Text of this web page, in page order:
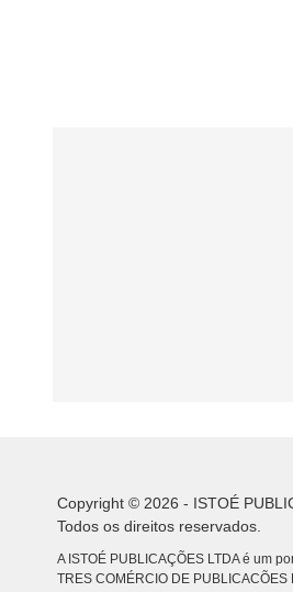
Copyright © 2026 - ISTOÉ
Todos os direitos reservados.
A ISTOÉ PUBLICAÇÕES LTDA é um
TRES COMÉRCIO DE